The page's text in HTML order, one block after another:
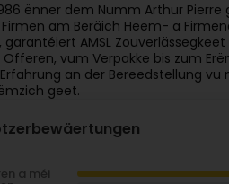
ënner dem Numm Arthur Pierre
am Beräich Heem- a
garantéiert AMSL
Offeren, vum Verpakke bis zum
an der Bereedstellung
geet.
a méi